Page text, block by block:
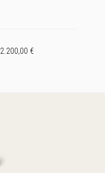
2.200,00 €